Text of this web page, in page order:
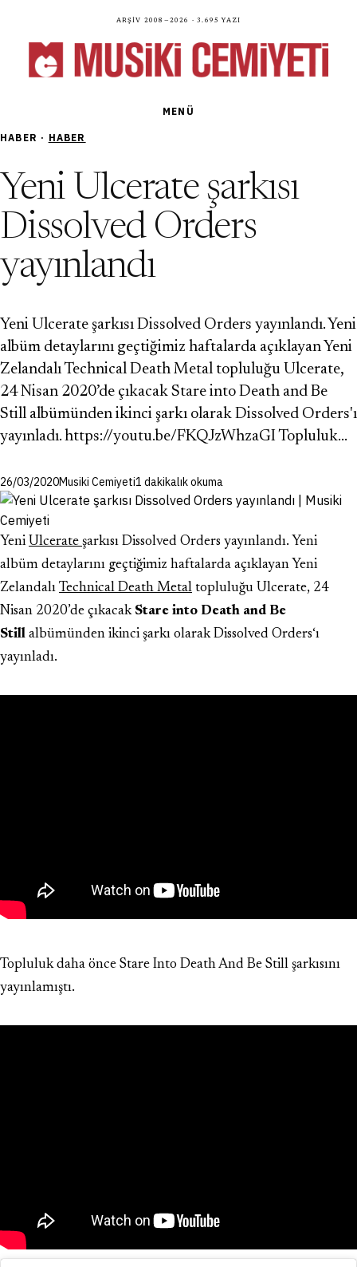
Arşiv 2008—2026 · 3.695 yazı
MENÜ
HABER · HABER
Yeni Ulcerate şarkısı
Dissolved Orders
yayınlandı
Yeni Ulcerate şarkısı Dissolved Orders yayınlandı. Yeni
albüm detaylarını geçtiğimiz haftalarda açıklayan Yeni
Zelandalı Technical Death Metal topluluğu Ulcerate,
24 Nisan 2020’de çıkacak Stare into Death and Be
Still albümünden ikinci şarkı olarak Dissolved Orders'ı
yayınladı. https://youtu.be/FKQJzWhzaGI Topluluk…
26/03/2020Musiki Cemiyeti1 dakikalık okuma
Yeni Ulcerate şarkısı Dissolved Orders yayınlandı. Yeni
albüm detaylarını geçtiğimiz haftalarda açıklayan Yeni
Zelandalı Technical Death Metal topluluğu Ulcerate, 24
Nisan 2020’de çıkacakStare into Death and Be
Still albümünden ikinci şarkı olarakDissolved Orders‘ı
yayınladı.
Topluluk daha önce Stare Into Death And Be Still şarkısını
yayınlamıştı.